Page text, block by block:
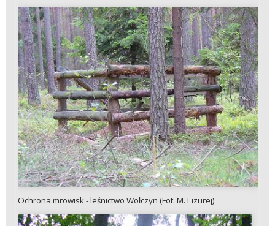
Ochrona mrowisk - leśnictwo Wołczyn (Fot. M. Lizurej)